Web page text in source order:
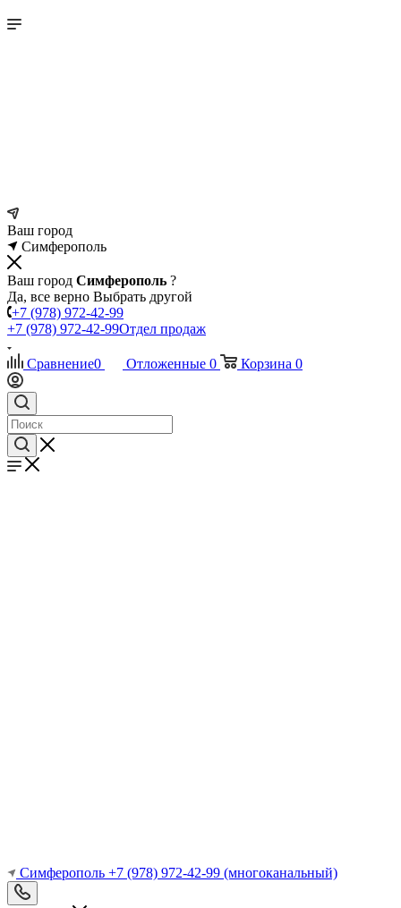
Ваш город
Симферополь
Ваш город Симферополь ?
Да, все верно Выбрать другой
+7 (978) 972-42-99
+7 (978) 972-42-99Отдел продаж
Сравнение0 Отложенные 0 Корзина 0
Симферополь +7 (978) 972-42-99 (многоканальный)